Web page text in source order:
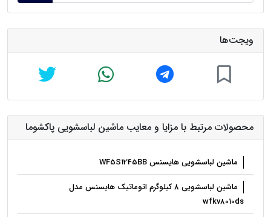
ویجت‌ها
محصولات مرتبط با مزایا و معایب ماشین لباسشویی پاکشوما
ماشین لباسشویی هایسنس WF5S1245BB
ماشین لباسشویی 8 کیلوگرم اتوماتیک هایسنس مدل
wfkv8010ds